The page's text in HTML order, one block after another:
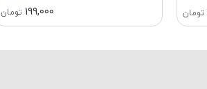
تومان 199,000 تومان